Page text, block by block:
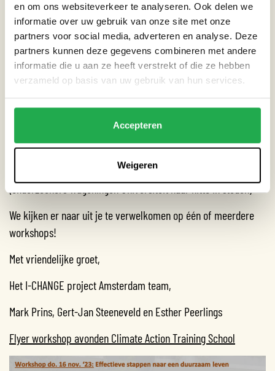
en om ons websiteverkeer te analyseren. Ook delen we
informatie over uw gebruik van onze site met onze
partners voor social media, adverteren en analyse. Deze
partners kunnen deze gegevens combineren met andere
informatie die u aan ze heeft verstrekt of die ze hebben
verzameld op basis van uw gebruik van hun services.
Accepteren
Weigeren
aan de slag kunt gaan. Middels een speelse quiz word je
meteen getest op je kennis over duurzaam gedrag.
In de workshop ga je zelf aan de slag om eerst te bepalen met
welke impacts in jouw dagelijkse leven jij aan de slag wilt.
veranderen op het terrein waar je het meeste verschil kunt
Spreker: Mark Kauw (AMS Institute en stichting Think Big Act
Now). Hosts: Gert-Jan Steeneveld en Esther Peerlings
(onderzoekers Wageningen Universiteit naar hitte in steden)
We kijken er naar uit je te verwelkomen op één of meerdere
workshops!
Met vriendelijke groet,
Het I-CHANGE project Amsterdam team,
Mark Prins, Gert-Jan Steeneveld en Esther Peerlings
Flyer workshop avonden Climate Action Training School